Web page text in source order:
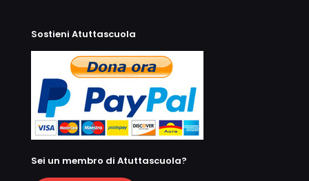
Sostieni Atuttascuola
Sei un membro di Atuttascuola?